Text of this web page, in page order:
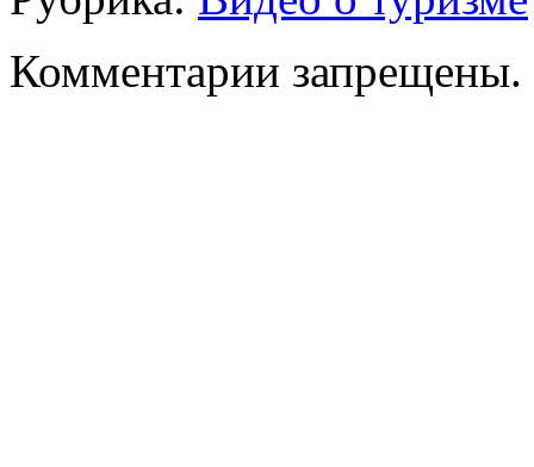
Комментарии запрещены.